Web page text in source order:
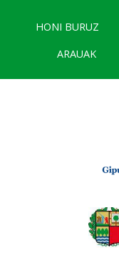
HONI BURUZ
ARAUAK